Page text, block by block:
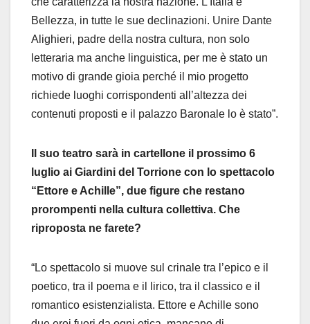
Bellezza, in tutte le sue declinazioni. Unire Dante
Alighieri, padre della nostra cultura, non solo
letteraria ma anche linguistica, per me è stato un
motivo di grande gioia perché il mio progetto
richiede luoghi corrispondenti all’altezza dei
contenuti proposti e il palazzo Baronale lo è stato”.
Il suo teatro sarà in cartellone il prossimo 6
luglio ai Giardini del Torrione con lo spettacolo
“Ettore e Achille”, due figure che restano
prorompenti nella cultura collettiva. Che
riproposta ne farete?
“Lo spettacolo si muove sul crinale tra l’epico e il
poetico, tra il poema e il lirico, tra il classico e il
romantico esistenzialista. Ettore e Achille sono